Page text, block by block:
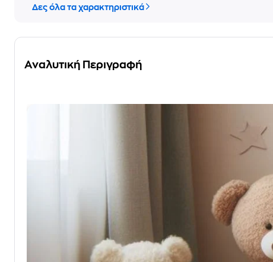
Δες όλα τα χαρακτηριστικά
Αναλυτική Περιγραφή